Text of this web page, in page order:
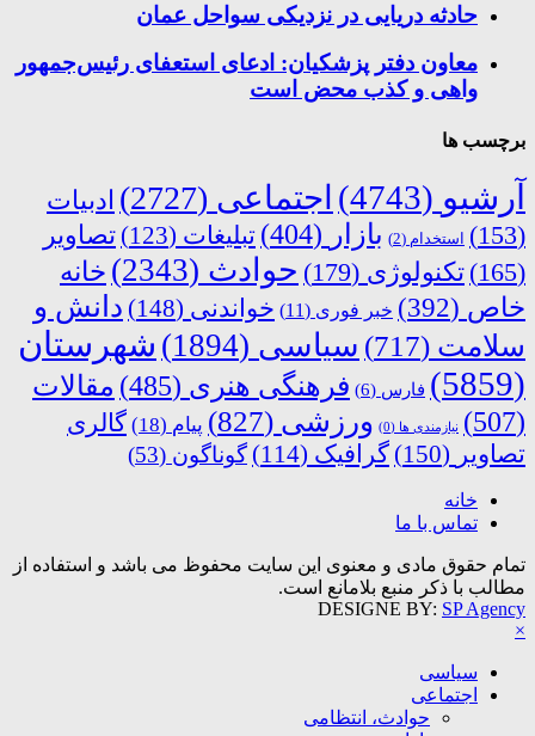
حادثه دریایی در نزدیکی سواحل عمان
معاون دفتر پزشکیان: ادعای استعفای رئیس‌جمهور
واهی و کذب محض است
برچسب ها
آرشیو (4743) اجتماعی (2727)
ادبیات
(153)
استخدام (2) بازار (404) تبلیغات (123)
تصاویر
(165)
تکنولوژی (179) حوادث (2343)
خانه
خاص (392) خبر فوری (11) خواندنی (148)
دانش و
سلامت (717) سیاسی (1894)
شهرستان
(5859)
فارس (6) فرهنگی هنری (485)
مقالات
(507)
نیازمندی ها (0) ورزشی (827) پیام (18)
گالری
تصاویر (150) گرافیک (114) گوناگون (53)
خانه
تماس با ما
تمام حقوق مادی و معنوی این سایت محفوظ می باشد و استفاده از
مطالب با ذکر منبع بلامانع است.
DESIGNE BY: SP Agency
×
سیاسی
اجتماعی
حوادث، انتظامی